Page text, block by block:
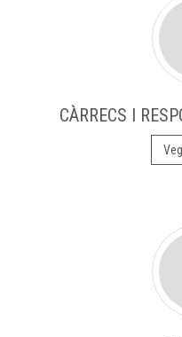
CÀRRECS I